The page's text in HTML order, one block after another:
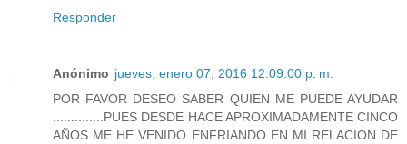
Responder
Anónimo jueves, enero 07, 2016 12:09:00 p. m.
POR FAVOR DESEO SABER QUIEN ME PUEDE AYUDAR
..............PUES DESDE HACE APROXIMADAMENTE CINCO
AÑOS ME HE VENIDO ENFRIANDO EN MI RELACION DE